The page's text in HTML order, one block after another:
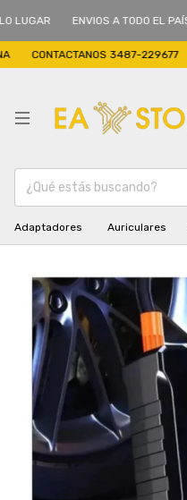
ENVIOS A TODO EL PAÍS
3487-229677
Adaptadores Auriculares